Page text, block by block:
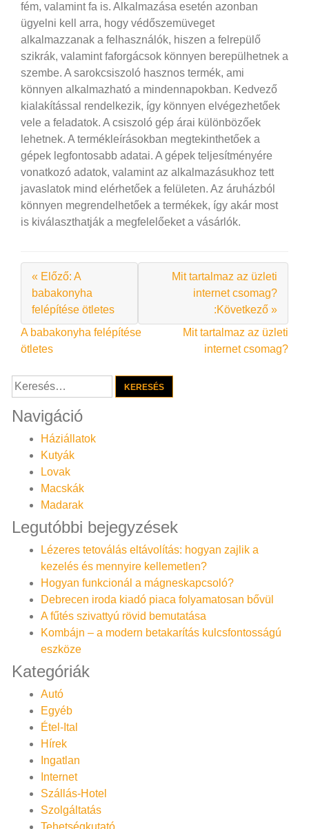
fém, valamint fa is. Alkalmazása esetén azonban
ügyelni kell arra, hogy védőszemüveget
alkalmazzanak a felhasználók, hiszen a felrepülő
szikrák, valamint faforgácsok könnyen berepülhetnek a
szembe. A sarokcsiszoló hasznos termék, ami
könnyen alkalmazható a mindennapokban. Kedvező
kialakítással rendelkezik, így könnyen elvégezhetőek
vele a feladatok. A csiszoló gép árai különbözőek
lehetnek. A termékleírásokban megtekinthetőek a
gépek legfontosabb adatai. A gépek teljesítményére
vonatkozó adatok, valamint az alkalmazásukhoz tett
javaslatok mind elérhetőek a felületen. Az áruházból
könnyen megrendelhetőek a termékek, így akár most
is kiválaszthatják a megfelelőeket a vásárlók.
« Előző: A
babakonyha
felépítése ötletes
Mit tartalmaz az üzleti
internet csomag?
:Következő »
Bejegyzés
navigáció
A babakonyha felépítése
ötletes
Mit tartalmaz az üzleti
internet csomag?
Keresés:
Navigáció
Háziállatok
Kutyák
Lovak
Macskák
Madarak
Legutóbbi bejegyzések
Lézeres tetoválás eltávolítás: hogyan zajlik a
kezelés és mennyire kellemetlen?
Hogyan funkcionál a mágneskapcsoló?
Debrecen iroda kiadó piaca folyamatosan bővül
A fűtés szivattyú rövid bemutatása
Kombájn – a modern betakarítás kulcsfontosságú
eszköze
Kategóriák
Autó
Egyéb
Étel-Ital
Hírek
Ingatlan
Internet
Szállás-Hotel
Szolgáltatás